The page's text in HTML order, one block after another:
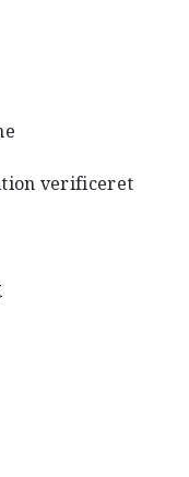
verificeret